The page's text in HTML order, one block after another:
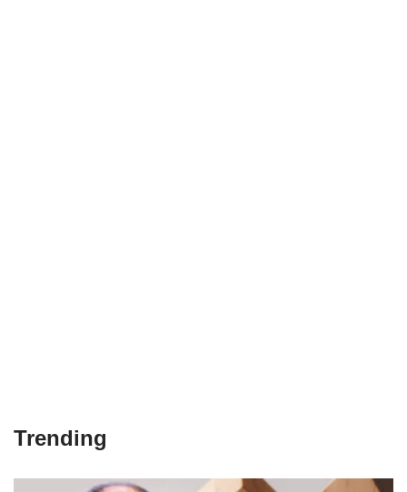
Trending